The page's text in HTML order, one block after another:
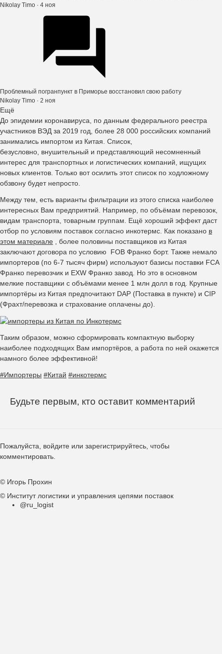
Nikolay Timo · 4 ноя
Проблемный погранпункт в Приморье восстановил свою работу
Nikolay Timo · 2 ноя
Ещё
До эпидемии коронавируса, по данным федерального реестра
участников ВЭД за 2019 год, более 28 000 российских компаний
занимались импортом из Китая. Список,
безусловно, внушительный и представляющий несомненный
интерес для транспортных и логистических компаний, ищущих
новых клиентов. Только вот осилить этот список по ходложному
обзвону будет непросто.
Между тем, есть варианты фильтрации из этого списка наиболее
интересных Вам предприятий. Например, по объёмам перевозок,
видам транспорта, товарным группам. Ещё хороший эффект даст
отбор по условиям поставок согласно инкотермс. Как показано в
этом материале , более половины поставщиков из Китая
заключают договора по условию FOB Франко борт. Также немало
импортеров (по 6-7 тысяч фирм) используют базисы поставки FCA
Франко перевозчик и EXW Франко завод. Но это в основном
мелкие поставщики с объёмами менее 1 млн долл в год. Крупные
импортёры из Китая предпочитают DAP (Поставка в пункте) и CIP
(Фрахт/перевозка и страхование оплачены до).
Таким образом, можно сформировать компактную выборку
наиболее подходящих Вам импортёров, а работа по ней окажется
намного более эффективной!
#Импортеры #Китай #инкотермс
Будьте первым, кто оставит комментарий
Пожалуйста, войдите или зарегистрируйтесь , чтобы
комментировать.
© Игорь Прохин
© Институт логистики и управления цепями поставок
@ru_logist